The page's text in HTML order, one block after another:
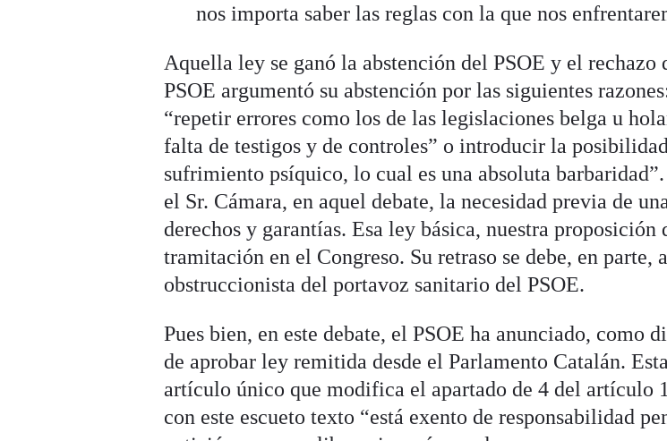
nos importa saber las reglas con la que nos
Aquella ley se ganó la abstención del PSOE y el rechazo
PSOE argumentó su abstención por las siguientes
“repetir errores como los de las legislaciones belga u
falta de testigos y de controles” o introducir la
sufrimiento psíquico, lo cual es una absoluta
el Sr. Cámara, en aquel debate, la necesidad previa de
derechos y garantías. Esa ley básica, nuestra proposición
tramitación en el Congreso. Su retraso se debe, en parte,
obstruccionista del portavoz sanitario del PSOE.
Pues bien, en este debate, el PSOE ha anunciado, como
de aprobar ley remitida desde el Parlamento Catalán.
artículo único que modifica el apartado de 4 del artículo
con este escueto texto “está exento de responsabilidad